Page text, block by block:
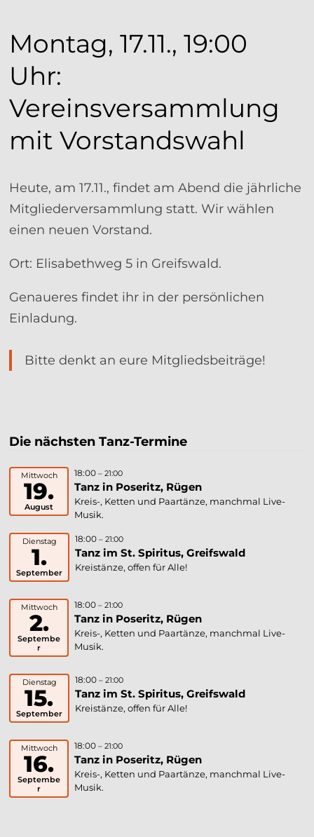
Montag, 17.11., 19:00
Uhr:
Vereinsversammlung
mit Vorstandswahl
Heute, am 17.11., findet am Abend die jährliche
Mitgliederversammlung statt. Wir wählen
einen neuen Vorstand.
Ort: Elisabethweg 5 in Greifswald.
Genaueres findet ihr in der persönlichen
Einladung.
Bitte denkt an eure Mitgliedsbeiträge!
Die nächsten Tanz-Termine
Mittwoch
19.
August
18:00 – 21:00
Tanz in Poseritz, Rügen
Kreis-, Ketten und Paartänze, manchmal Live-
Musik.
Dienstag
1.
September
18:00 – 21:00
Tanz im St. Spiritus, Greifswald
Kreistänze, offen für Alle!
Mittwoch
2.
Septembe
r
18:00 – 21:00
Tanz in Poseritz, Rügen
Kreis-, Ketten und Paartänze, manchmal Live-
Musik.
Dienstag
15.
September
18:00 – 21:00
Tanz im St. Spiritus, Greifswald
Kreistänze, offen für Alle!
Mittwoch
16.
Septembe
r
18:00 – 21:00
Tanz in Poseritz, Rügen
Kreis-, Ketten und Paartänze, manchmal Live-
Musik.